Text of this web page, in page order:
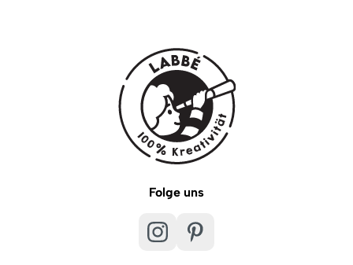
Folge uns